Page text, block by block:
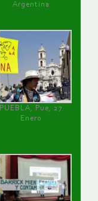
Argentina
PUEBLA, Pue, 27
Enero